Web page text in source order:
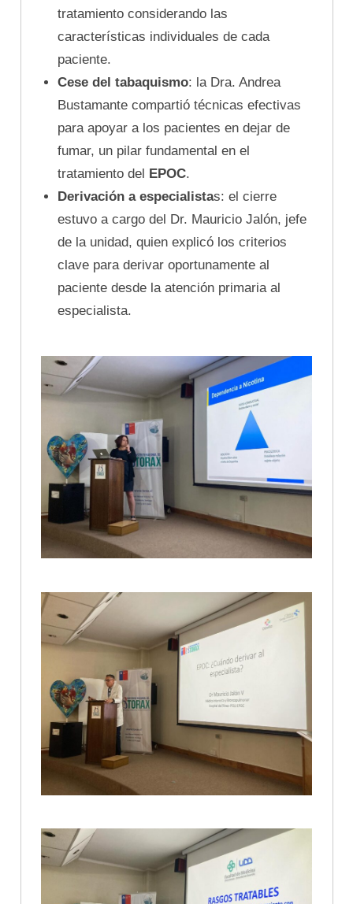
tratamiento considerando las
características individuales de cada
paciente.
Cese del tabaquismo: la Dra. Andrea
Bustamante compartió técnicas efectivas
para apoyar a los pacientes en dejar de
fumar, un pilar fundamental en el
tratamiento del
EPOC.
Derivación a especialistas: el cierre
estuvo a cargo del Dr. Mauricio Jalón, jefe
de la unidad, quien explicó los criterios
clave para derivar oportunamente al
paciente desde la atención primaria al
especialista.